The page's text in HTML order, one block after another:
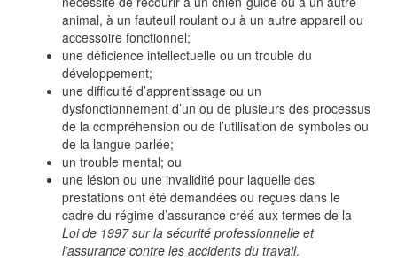
animal, à un fauteuil roulant ou à un autre appareil ou
accessoire fonctionnel;
une déficience intellectuelle ou un trouble du
développement;
une difficulté d’apprentissage ou un
dysfonctionnement d’un ou de plusieurs des processus
de la compréhension ou de l’utilisation de symboles ou
de la langue parlée;
un trouble mental; ou
une lésion ou une invalidité pour laquelle des
prestations ont été demandées ou reçues dans le
cadre du régime d’assurance créé aux termes de la
Loi de 1997 sur la sécurité professionnelle et
l’assurance contre les accidents du travail.